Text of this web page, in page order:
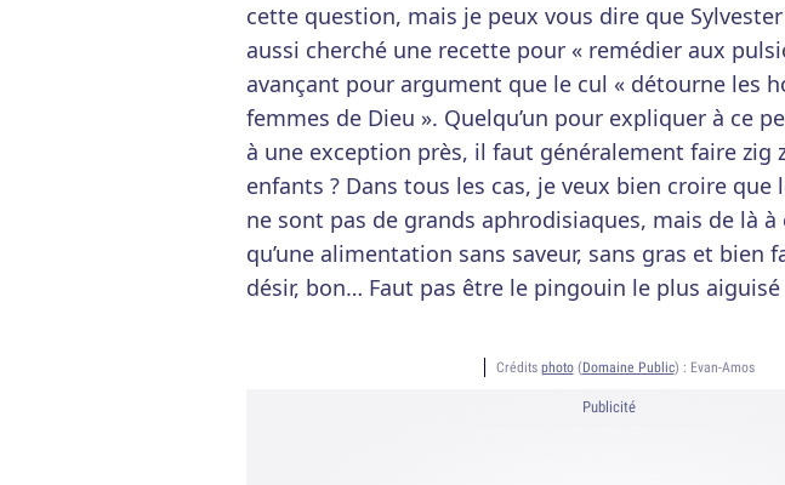
cette question, mais je peux vous dire que
aussi cherché une recette pour « remédier aux
avançant pour argument que le cul « détourne les
femmes de Dieu ». Quelqu’un pour expliquer à ce
à une exception près, il faut généralement faire zig
enfants ? Dans tous les cas, je veux bien croire que
ne sont pas de grands aphrodisiaques, mais de là à
qu’une alimentation sans saveur, sans gras et bien
désir, bon… Faut pas être le pingouin le plus
Crédits photo(Domaine Public) : Evan-Amos
Publicité